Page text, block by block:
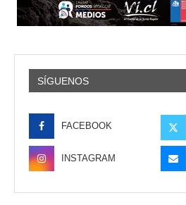
SÍGUENOS
FACEBOOK
INSTAGRAM